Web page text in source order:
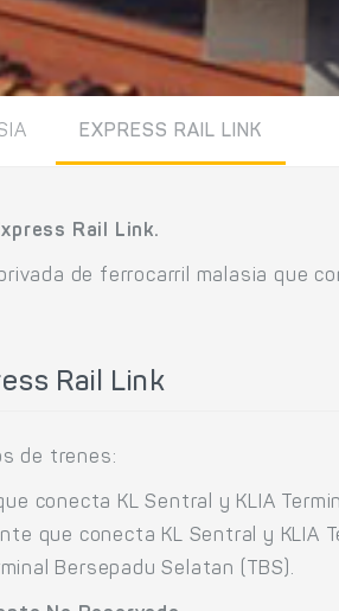
EXPRESS RAIL LINK
Rail Link.
de ferrocarril malasia que
Rail Link
de trenes:
conecta KL Sentral y KLIA
que conecta KL Sentral y KLIA
Bersepadu Selatan (TBS).